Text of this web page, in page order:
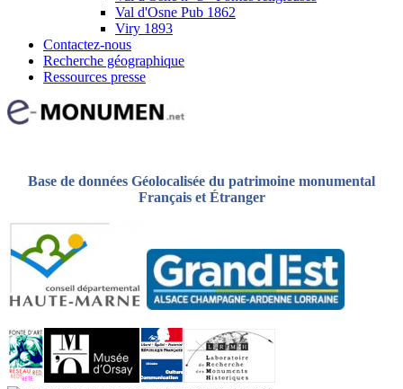
Val d'Osne Pub 1862
Viry 1893
Contactez-nous
Recherche géographique
Ressources presse
Base de données Géolocalisée du patrimoine monumental
Français et Étranger